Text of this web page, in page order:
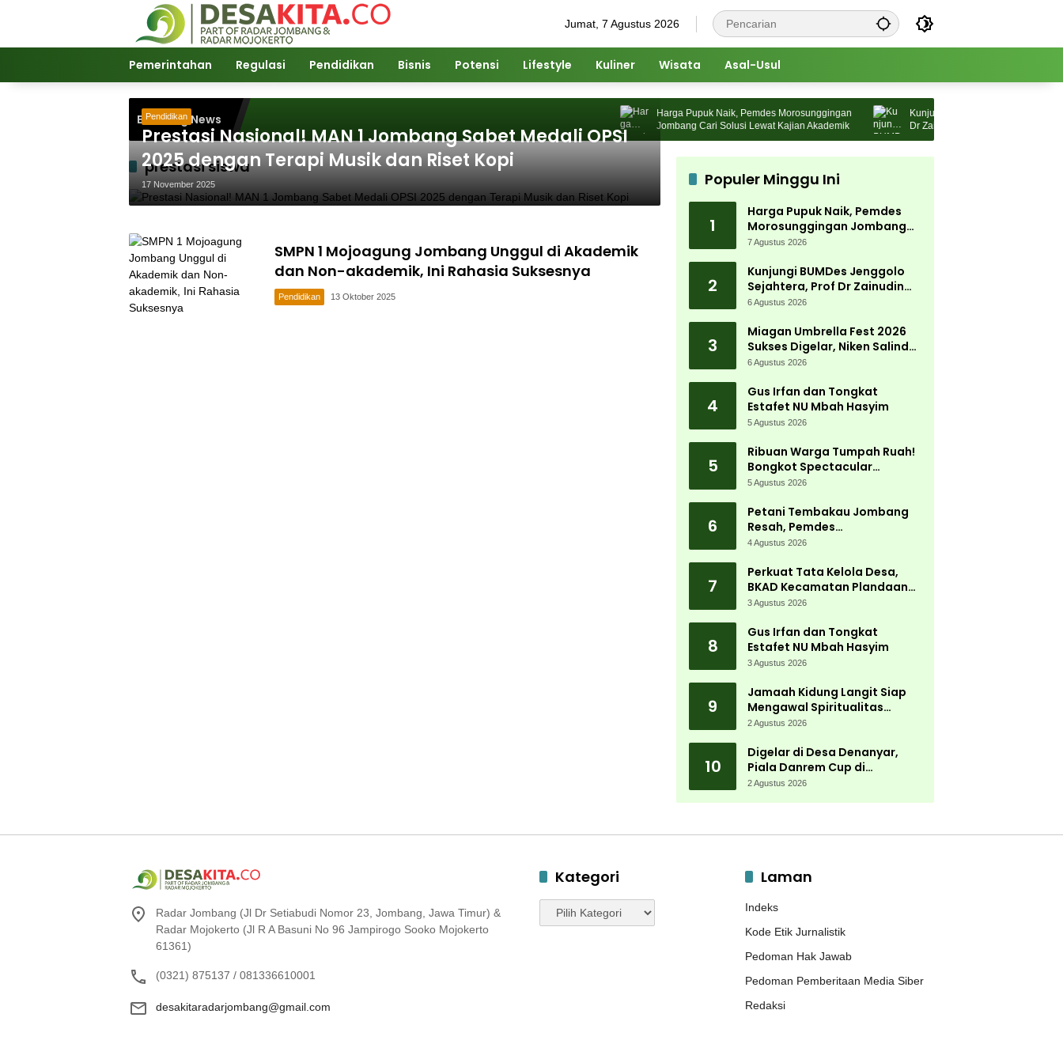
Jumat, 7 Agustus 2026
Pemerintahan Regulasi Pendidikan Bisnis Potensi Lifestyle Kuliner Wisata Asal-Usul
Breaking News
Harga Pupuk Naik, Pemdes Morosunggingan
Jombang Cari Solusi Lewat Kajian Akademik
Kunjungi BUMDes Jenggolo Sejahtera,
Dr Zainudin Maliki: Kita Wujudkan
Kemandirian Ekonomi dengan Potensi
prestasi siswa
Pendidikan
Prestasi Nasional! MAN 1 Jombang Sabet Medali OPSI
2025 dengan Terapi Musik dan Riset Kopi
17 November 2025
SMPN 1 Mojoagung Jombang Unggul di Akademik
dan Non-akademik, Ini Rahasia Suksesnya
Pendidikan 13 Oktober 2025
Populer Minggu Ini
1
Harga Pupuk Naik, Pemdes
Morosunggingan Jombang
Cari Solusi Lewat Kajian
7 Agustus 2026
2
Kunjungi BUMDes Jenggolo
Sejahtera, Prof Dr Zainudin
Maliki: Kita Wujudkan
Potensi Desa
6 Agustus 2026
3
Miagan Umbrella Fest 2026
Sukses Digelar, Niken Salindry
Jadi Magnet Ribuan
6 Agustus 2026
4
Gus Irfan dan Tongkat
Estafet NU Mbah Hasyim
5 Agustus 2026
5
Ribuan Warga Tumpah Ruah!
Bongkot Spectacular
Carnival 2026 Jadi Pesta
Peterongan
5 Agustus 2026
6
Petani Tembakau Jombang
Resah, Pemdes
Tanjungwadung dan Disperta
4 Agustus 2026
7
Perkuat Tata Kelola Desa,
BKAD Kecamatan Plandaan
Gelar Pelatihan Aparatur
3 Agustus 2026
8
Gus Irfan dan Tongkat
Estafet NU Mbah Hasyim
3 Agustus 2026
9
Jamaah Kidung Langit Siap
Mengawal Spiritualitas
Muktamar NU
2 Agustus 2026
10
Digelar di Desa Denanyar,
Piala Danrem Cup di
Jombang Fokus Cetak Bibit
2 Agustus 2026
Radar Jombang (Jl Dr Setiabudi Nomor 23, Jombang, Jawa Timur) &
Radar Mojokerto (Jl R A Basuni No 96 Jampirogo Sooko Mojokerto
61361)
(0321) 875137 / 081336610001
desakitaradarjombang@gmail.com
Kategori
Kategori
Laman
Indeks
Kode Etik Jurnalistik
Pedoman Hak Jawab
Pedoman Pemberitaan Media Siber
Redaksi